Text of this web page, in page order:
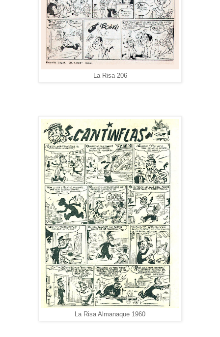
La Risa 206
La Risa Almanaque 1960